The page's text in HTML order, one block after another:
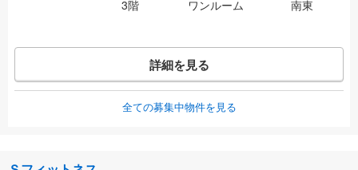
3階 ワンルーム 南東
詳細を見る
全ての募集中物件を見る